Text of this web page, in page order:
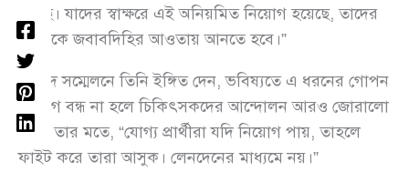
করছি। যাদের স্বাক্ষরে এই অনিয়মিত নিয়োগ হয়েছে, তাদের
সবাইকে জবাবদিহির আওতায় আনতে হবে।”
সংবাদ সম্মেলনে তিনি ইঙ্গিত দেন, ভবিষ্যতে এ ধরনের গোপন
নিয়োগ বন্ধ না হলে চিকিৎসকদের আন্দোলন আরও জোরালো
হবে। তার মতে, “যোগ্য প্রার্থীরা যদি নিয়োগ পায়, তাহলে
ফাইট করে তারা আসুক। লেনদেনের মাধ্যমে নয়।”